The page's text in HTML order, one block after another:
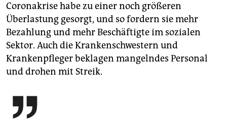
Coronakrise habe zu einer noch größeren
Überlastung gesorgt, und so fordern sie mehr
Bezahlung und mehr Beschäftigte im sozialen
Sektor. Auch die Krankenschwestern und
Krankenpfleger beklagen mangelndes Personal
und drohen mit Streik.
